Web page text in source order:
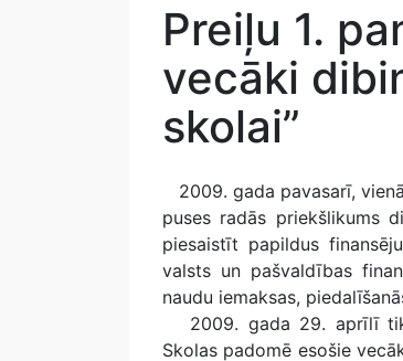
Preiļu 1.
vecāki
skolai”
2009. gada pavasarī,
puses radās priekšlikums
piesaistīt papildus
valsts un pašvaldības
naudu iemaksas,
2009. gada 29. aprīlī
Skolas padomē esošie